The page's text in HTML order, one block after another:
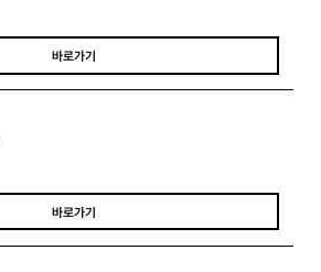
바로가기
바로가기